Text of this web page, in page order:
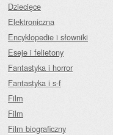
Dziecięce
Elektroniczna
Encyklopedie i słowniki
Eseje i felietony
Fantastyka i horror
Fantastyka i s-f
Film
Film
Film biograficzny